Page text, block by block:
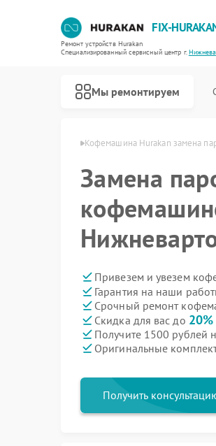
FIX-
Ремонт устройств Hurakan
Специализированный cервисный центр г.
Мы ремонтируем
Кофемашина Hurakan замена
Замена
Привезем и увезем
Гарантия на наши
Срочный ремонт
Скидка для вас до 20%
Получите 1500 рублей
Оригинальные
Получить